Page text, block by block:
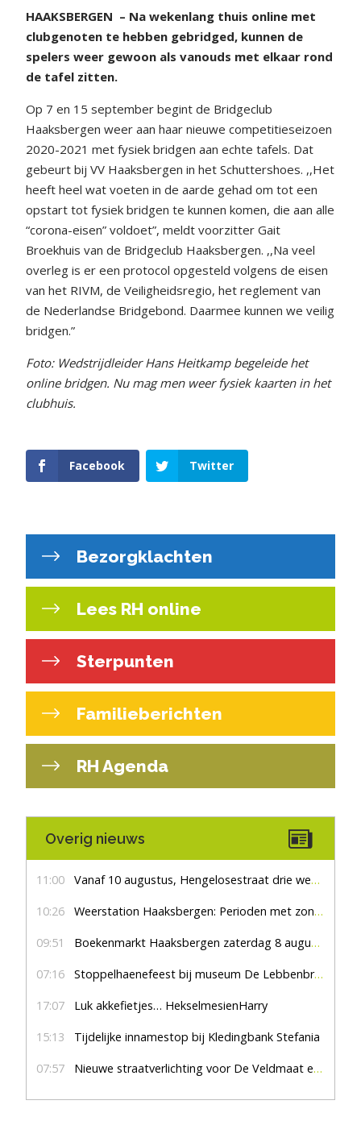
HAAKSBERGEN – Na wekenlang thuis online met
clubgenoten te hebben gebridged, kunnen de
spelers weer gewoon als vanouds met elkaar rond
de tafel zitten.
Op 7 en 15 september begint de Bridgeclub
Haaksbergen weer aan haar nieuwe competitieseizoen
2020-2021 met fysiek bridgen aan echte tafels. Dat
gebeurt bij VV Haaksbergen in het Schuttershoes. ,,Het
heeft heel wat voeten in de aarde gehad om tot een
opstart tot fysiek bridgen te kunnen komen, die aan alle
“corona-eisen” voldoet”, meldt voorzitter Gait
Broekhuis van de Bridgeclub Haaksbergen. ,,Na veel
overleg is er een protocol opgesteld volgens de eisen
van het RIVM, de Veiligheidsregio, het reglement van
de Nederlandse Bridgebond. Daarmee kunnen we veilig
bridgen.”
Foto: Wedstrijdleider Hans Heitkamp begeleide het
online bridgen. Nu mag men weer fysiek kaarten in het
clubhuis.
Facebook Twitter
Bezorgklachten
Lees RH online
Sterpunten
Familieberichten
RH Agenda
Overig nieuws
11:00 Vanaf 10 augustus, Hengelosestraat drie weken dicht voor doorgaand verkeer
10:26 Weerstation Haaksbergen: Perioden met zon en droog
09:51 Boekenmarkt Haaksbergen zaterdag 8 augustus, marktplein Haaksbergen
07:16 Stoppelhaenefeest bij museum De Lebbenbrugge
17:07 Luk akkefietjes… HekselmesienHarry
15:13 Tijdelijke innamestop bij Kledingbank Stefania
07:57 Nieuwe straatverlichting voor De Veldmaat en De Pas